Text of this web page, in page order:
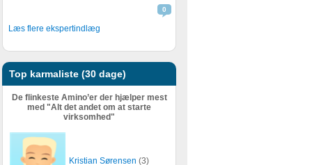
blogindlæg har handlet
om mine refleksioner om
havde overs...
0
Læs flere ekspertindlæg
Top karmaliste (30 dage)
De flinkeste Amino’er der hjælper mest
med "Alt det andet om at starte
virksomhed"
Kristian Sørensen (3)